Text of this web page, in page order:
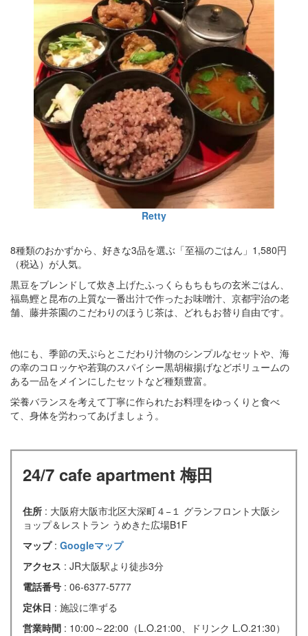
Retty
8種類のおかずから、好きな3品を選ぶ「至福のごはん」1,580円
（税込）が人気。
黒豆をブレンドして炊き上げたふっくらもちもちの玄米ごはん、
福島鰹と昆布の上質な一番出汁で作ったお味噌汁、京都宇治の老
舗、藤井茶園のこだわりのほうじ茶は、どれもお替り自由です。
他にも、季節の天ぷらとこだわり汁物のシンプルなセットや、海
の幸のコロッケや若鶏のスパイシー黒胡椒揚げなどボリュームの
ある一品をメインにしたセットなど種類豊富。
栄養バランスを考えて丁寧に作られたお料理をゆっくりと食べ
て、身体を労わってあげましょう。
24/7 cafe apartment 梅田
住所 : 大阪府大阪市北区大深町４−１ グランフロント大阪シ
ョップ＆レストラン うめきた広場B1F
マップ : Googleマップ
アクセス : JR大阪駅より徒歩3分
電話番号 : 06-6377-5777
定休日 : 施設に準ずる
営業時間 : 10:00～22:00（L.O.21:00、ドリンク L.O.21:30）